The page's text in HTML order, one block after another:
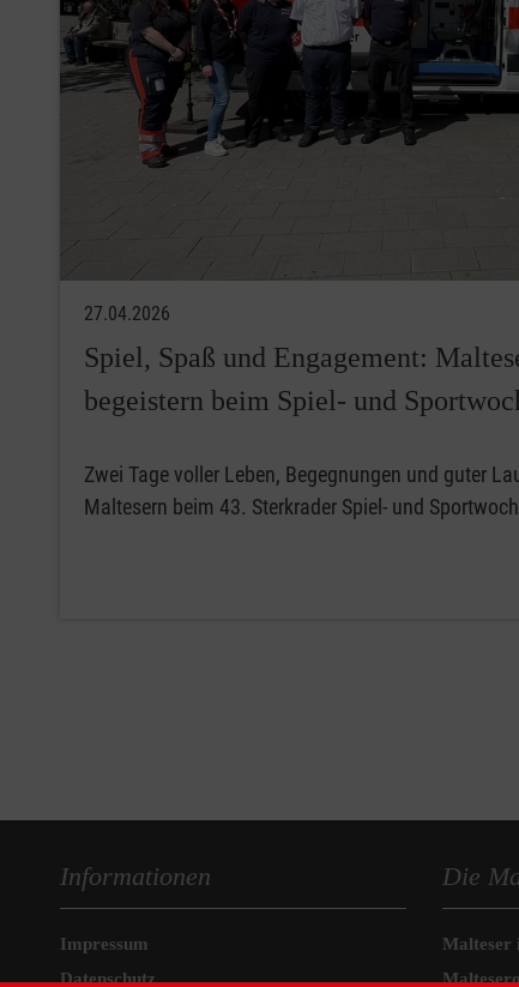
27.04.2026
Spiel, Spaß und Engagement:
begeistern beim Spiel- und
Zwei Tage voller Leben, Begegnungen und guter
Maltesern beim 43. Sterkrader Spiel- und
Informationen
Impressum
Datenschutz
Die
Malteser